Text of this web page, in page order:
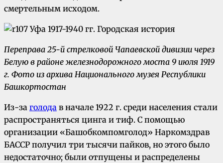
смертельным исходом.
Переправа 25-й стрелковой Чапаевской дивизии через
Белую в районе железнодорожного моста 9 июля 1919
г. Фото из архива Национального музея Республики
Башкортостан
Из-за голода в начале 1922 г. среди населения стали
распространяться цинга и тиф. С помощью
организации «Башобкомпомголод» Наркомздрав
БАССР получил три тысячи пайков, но этого было
недостаточно; были отпущены и распределены